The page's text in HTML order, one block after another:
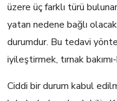
üzere üç farklı türü
yatan nedene bağlı
durumdur. Bu tedavi
iyileştirmek, tırnak
Ciddi bir durum kabul